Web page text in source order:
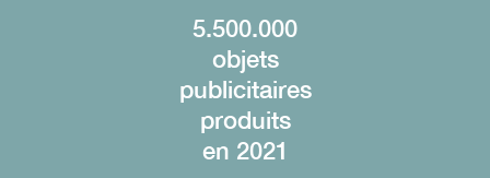
5.500.000
objets
publicitaires
produits
en 2021